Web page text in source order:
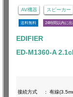
AV機器 スピーカー
送料無料 24時間以内に
EDIFIER
ED-M1360-A
接続方式
:
有線